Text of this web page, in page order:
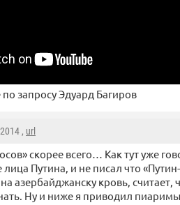
запросу Эдуард Багиров
, url
скорее всего… Как тут уже
Путина, и не писал что
азербайджанску кровь, считает,
Ну и ниже я приводил